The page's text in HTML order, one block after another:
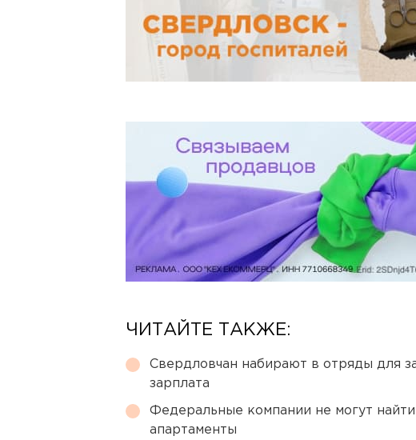
ЧИТАЙТЕ ТАКЖЕ:
Свердловчан набирают в отряды для
зарплата
Федеральные компании не могут
апартаменты